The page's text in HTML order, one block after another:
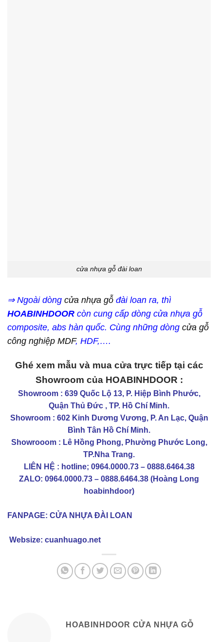
cửa nhựa gỗ đài loan
⇒ Ngoài dòng cửa nhựa gỗ đài loan ra, thì
HOABINHDOOR còn cung cấp dòng cửa nhựa gỗ
composite, abs hàn quốc. Cùng những dòng cửa gỗ
công nghiệp MDF, HDF,….
Ghé xem mẫu và mua cửa trực tiếp tại các
Showroom của HOABINHDOOR :
Showroom : 639 Quốc Lộ 13, P. Hiệp Bình Phước,
Quận Thủ Đức , TP. Hồ Chí Minh.
Showroom : 602 Kinh Dương Vương, P. An Lạc, Quận
Bình Tân Hồ Chí Minh.
Showrooom : Lê Hồng Phong, Phường Phước Long,
TP.Nha Trang.
LIÊN HỆ : hotline; 0964.0000.73 – 0888.6464.38
ZALO: 0964.0000.73 – 0888.6464.38 (Hoàng Long
hoabinhdoor)
FANPAGE: CỬA NHỰA ĐÀI LOAN
Websize: cuanhuago.net
HOABINHDOOR CỬA NHỰA GỖ